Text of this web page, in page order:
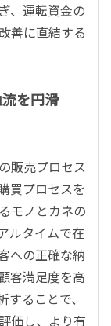
、運転資金の
善に直結する
を円滑
販売プロセス
買プロセスを
モノとカネの
ルタイムで在
への正確な納
客満足度を高
ることで、
価し、より有